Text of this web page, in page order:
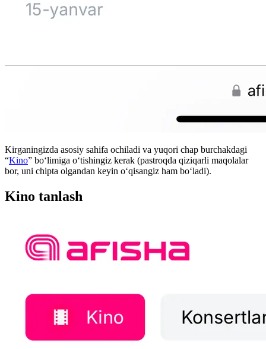
Kirganingizda asosiy sahifa ochiladi va yuqori chap burchakdagi
“Kino” boʻlimiga oʻtishingiz kerak (pastroqda qiziqarli maqolalar
bor, uni chipta olgandan keyin oʻqisangiz ham boʻladi).
Kino tanlash